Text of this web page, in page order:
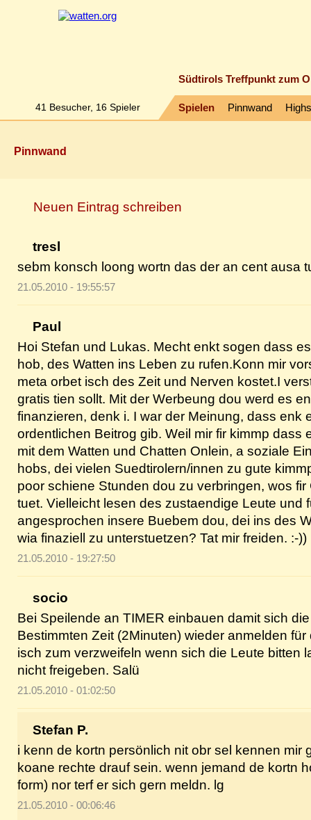
41 Besucher, 16Spieler
Südtirols Treffpunkt zum
Spielen Pinnwand
Pinnwand
Neuen Eintrag schreiben
tresl
sebm konsch loong wortn das der an cent ausa
21.05.2010 - 19:55:57
Paul
Hoi Stefan und Lukas. Mecht enkt sogen dass
hob, des Watten ins Leben zu rufen.Konn mir
meta orbet isch des Zeit und Nerven kostet.I
gratis tien sollt. Mit der Werbeung dou werd es
finanzieren, denk i. I war der Meinung, dass enk
ordentlichen Beitrog gib. Weil mir fir kimmp dass
mit dem Watten und Chatten Onlein, a soziale
hobs, dei vielen Suedtirolern/innen zu gute
poor schiene Stunden dou zu verbringen, wos
tuet. Vielleicht lesen des zustaendige Leute und
angesprochen insere Buebem dou, dei ins des
wia finaziell zu unterstuetzen? Tat mir freiden. :-))
21.05.2010 - 19:27:50
socio
Bei Speilende an TIMER einbauen damit sich
Bestimmten Zeit (2Minuten) wieder anmelden
isch zum verzweifeln wenn sich die Leute bitten
nicht freigeben. Salü
21.05.2010 - 01:02:50
Stefan P.
i kenn de kortn persönlich nit obr sel kennen mir
koane rechte drauf sein. wenn jemand de kortn
form) nor terf er sich gern meldn. lg
21.05.2010 - 00:06:46